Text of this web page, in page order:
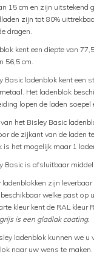
15 cm en zijn uitstekend
zijn tot 80%
dragen.
kent een diepte van
56,5 cm.
Basic ladenblok kent een
Het ladenblok
lopen de laden
het Bisley Basic
de zijkant van de laden
is het mogelijk maar 1
Basic is afsluitbaar
ladenblokken zijn
beschikbaar welke past op
kleur kent de RAL kleur
is een gladlak coating.
ladenblok kunnen we u
naar uw wens te maken.